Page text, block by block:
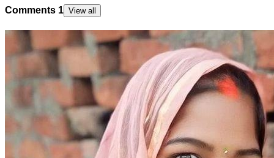
Comments 1 View all